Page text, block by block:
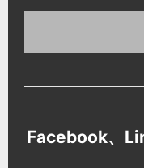
Facebook、